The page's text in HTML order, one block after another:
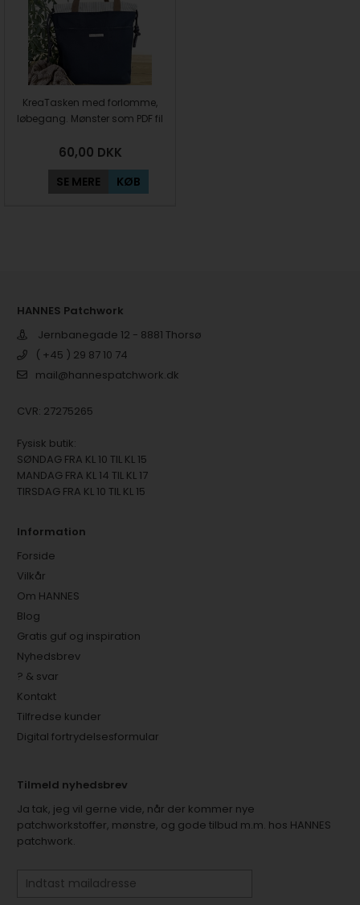
KreaTasken med forlomme,
løbegang. Mønster som PDF fil
60,00 DKK
SE MERE KØB
HANNES Patchwork
Jernbanegade 12 - 8881 Thorsø
( +45 ) 29 87 10 74
mail@hannespatchwork.dk
CVR: 27275265
Fysisk butik:
SØNDAG FRA KL 10 TIL KL 15
MANDAG FRA KL 14 TIL KL 17
TIRSDAG FRA KL 10 TIL KL 15
Information
Forside
Vilkår
Om HANNES
Blog
Gratis guf og inspiration
Nyhedsbrev
? & svar
Kontakt
Tilfredse kunder
Digital fortrydelsesformular
Tilmeld nyhedsbrev
Ja tak, jeg vil gerne vide, når der kommer nye
patchworkstoffer, mønstre, og gode tilbud m.m. hos HANNES
patchwork.